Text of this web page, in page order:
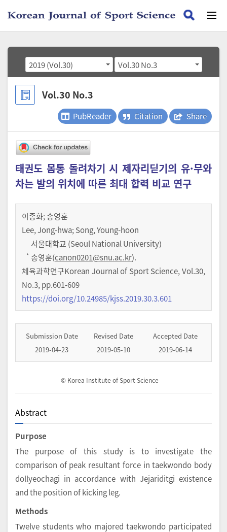
2019 (Vol.30) Vol.30 No.3
Vol.30 No.3
PubReader Citation Share
태권도 몸통 돌려차기 시 제자리딛기의 유·무와
차는 발의 위치에 따른 최대 합력 비교 연구
이종화;송영훈
Lee, Jong-hwa; Song, Young-hoon
서울대학교 (Seoul National University)
* 송영훈(canon0201@snu.ac.kr).
체육과학연구Korean Journal of Sport Science,Vol.30,
No.3,pp.601-609
https://doi.org/10.24985/kjss.2019.30.3.601
Submission Date
2019-04-23
Revised Date
2019-05-10
Accepted Date
2019-06-14
© Korea Institute of Sport Science
Abstract
Purpose
The purpose of this study is to investigate the
comparison of peak resultant force in taekwondo body
dollyeochagi in accordance with Jejariditgi existence
and the position of kicking leg.
Methods
Twelve students who majored taekwondo participated